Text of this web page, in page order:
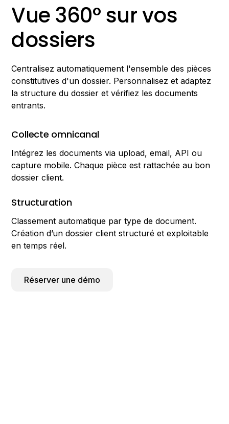
Vue 360° sur vos
dossiers
Centralisez automatiquement l'ensemble des pièces
constitutives d'un dossier. Personnalisez et adaptez
la structure du dossier et vérifiez les documents
entrants.
Collecte omnicanal
Intégrez les documents via upload, email, API ou
capture mobile. Chaque pièce est rattachée au bon
dossier client.
Structuration
Classement automatique par type de document.
Création d’un dossier client structuré et exploitable
en temps réel.
Réserver une démo